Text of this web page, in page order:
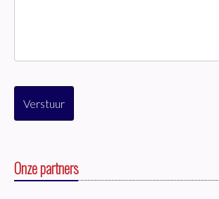
Verstuur
Onze partners